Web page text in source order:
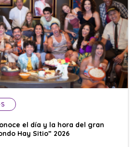
el día y la hora del gran
Hay Sitio” 2026